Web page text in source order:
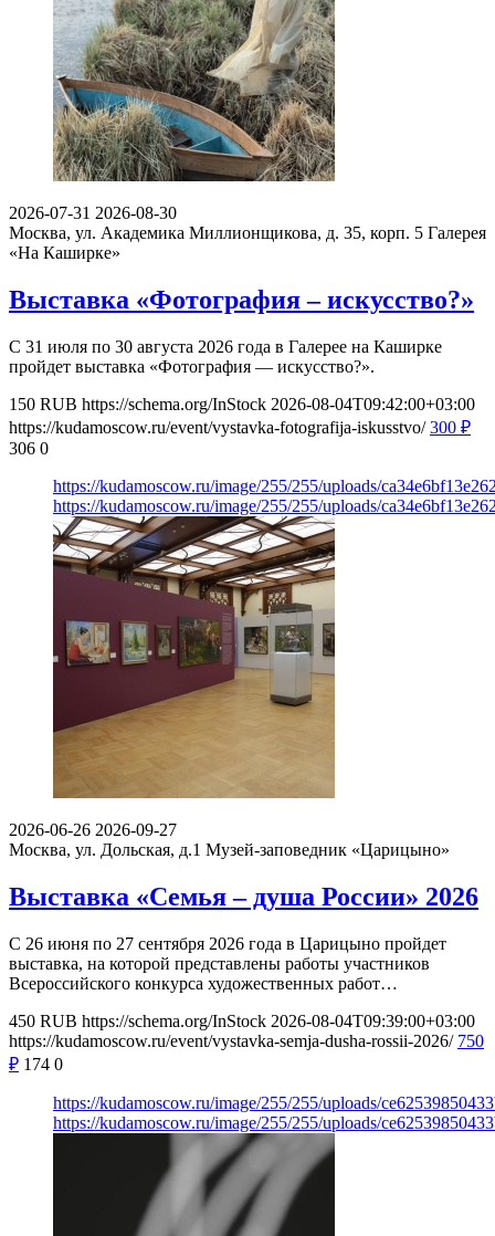
2026-07-31 2026-08-30
Москва, ул. Академика Миллионщикова, д. 35, корп. 5 Галерея
«На Каширке»
Выставка «Фотография – искусство?»
С 31 июля по 30 августа 2026 года в Галерее на Каширке
пройдет выставка «Фотография — искусство?».
150 RUB https://schema.org/InStock 2026-08-04T09:42:00+03:00
https://kudamoscow.ru/event/vystavka-fotografija-iskusstvo/ 300 ₽
306 0
https://kudamoscow.ru/image/255/255/uploads/
https://kudamoscow.ru/image/255/255/uploads/
2026-06-26 2026-09-27
Москва, ул. Дольская, д.1 Музей-заповедник «Царицыно»
Выставка «Семья – душа России» 2026
С 26 июня по 27 сентября 2026 года в Царицыно пройдет
выставка, на которой представлены работы участников
Всероссийского конкурса художественных работ…
450 RUB https://schema.org/InStock 2026-08-04T09:39:00+03:00
https://kudamoscow.ru/event/vystavka-semja-dusha-rossii-2026/ 750
₽ 174 0
https://kudamoscow.ru/image/255/255/uploads/
https://kudamoscow.ru/image/255/255/uploads/